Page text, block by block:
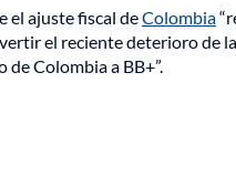
el ajuste fiscal deColombia
el reciente deterioro de
Colombia a BB+”.